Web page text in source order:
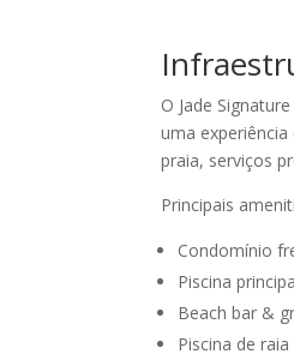
O Jade
uma
praia, serviços
Principais
Condomínio
Piscina
Beach bar &
Piscina de